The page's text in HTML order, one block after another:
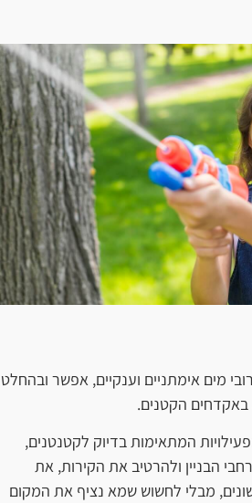
מים אימתניים וענקיים, אפשר ובהחלט
הקטנים.
המתאימות בדיוק לקטנטנים,
הבניין ולהרטיב את הקירות, את
מבלי לחשוש שמא נציף את המקום